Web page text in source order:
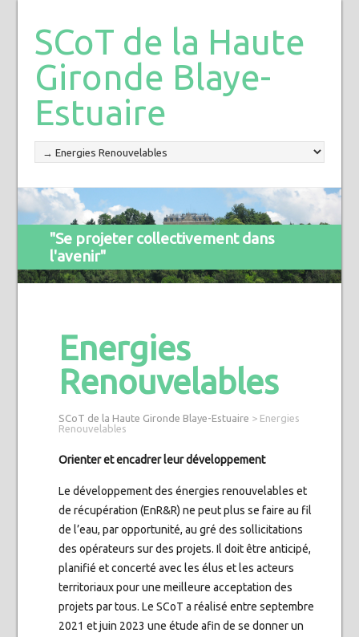
SCoT de la Haute
Gironde Blaye-
Estuaire
"Se projeter collectivement dans
l'avenir"
Energies
Renouvelables
SCoT de la Haute Gironde Blaye-Estuaire > Energies
Renouvelables
Orienter et encadrer leur développement
Le développement des énergies renouvelables et
de récupération (EnR&R) ne peut plus se faire au fil
de l’eau, par opportunité, au gré des sollicitations
des opérateurs sur des projets. Il doit être anticipé,
planifié et concerté avec les élus et les acteurs
territoriaux pour une meilleure acceptation des
projets par tous. Le SCoT a réalisé entre septembre
2021 et juin 2023 une étude afin de se donner un